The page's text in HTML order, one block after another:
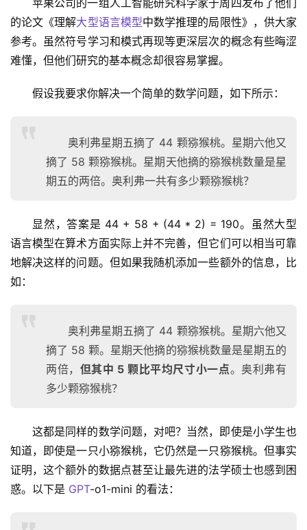
的论文《理解大型语言模型中数学推理的局限性》，供大家
参考。虽然符号学习和模式再现等更深层次的概念有些晦涩
难懂，但他们研究的基本概念却很容易掌握。
假设我要求你解决一个简单的数学问题，如下所示：
奥利弗星期五摘了 44 颗猕猴桃。星期六他又
摘了 58 颗猕猴桃。星期天他摘的猕猴桃数量是星
期五的两倍。奥利弗一共有多少颗猕猴桃？
显然，答案是 44 + 58 + (44 * 2) = 190。虽然大型
语言模型在算术方面实际上并不完善，但它们可以相当可靠
地解决这样的问题。但如果我随机添加一些额外的信息，比
如：
奥利弗星期五摘了 44 颗猕猴桃。星期六他又
摘了 58 颗。星期天他摘的猕猴桃数量是星期五的
两倍， 但其中 5 颗比平均尺寸小一点。奥利弗有
多少颗猕猴桃？
这都是同样的数学问题，对吧？当然，即使是小学生也
知道，即使是一只小猕猴桃，它仍然是一只猕猴桃。但事实
证明，这个额外的数据点甚至让最先进的法学硕士也感到困
惑。以下是 GPT-o1-mini 的看法：